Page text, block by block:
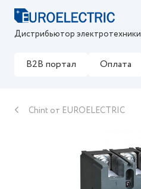
Дистрибьютор электротехники
B2B портал Оплата
Chint от EUROELECTRIC